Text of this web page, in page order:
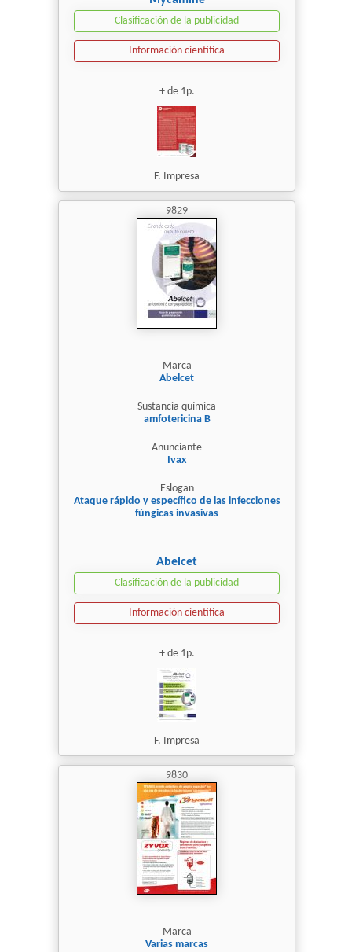
Clasificación de la publicidad
Información científica
+ de 1p.
F. Impresa
9829
Marca
Abelcet
Sustancia química
amfotericina B
Anunciante
Ivax
Eslogan
Ataque rápido y específico de las infecciones
fúngicas invasivas
Abelcet
Clasificación de la publicidad
Información científica
+ de 1p.
F. Impresa
9830
Marca
Varias marcas